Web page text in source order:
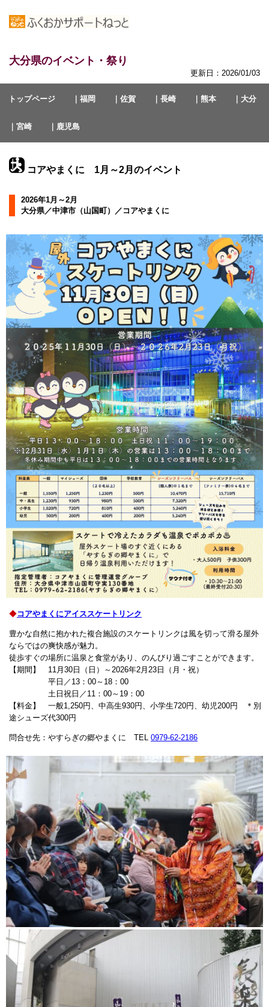
大分県のイベント・祭り
更新日：2026/01/03
トップページ ｜福岡 ｜佐賀 ｜長崎 ｜熊本 ｜大分
｜宮崎 ｜鹿児島
コアやまくに 1月～2月のイベント
2026年1月～2月
大分県／中津市（山国町）／コアやまくに
◆コアやまくにアイススケートリンク
豊かな自然に抱かれた複合施設のスケートリンクは風を切って滑る屋外
ならではの爽快感が魅力。
徒歩すぐの場所に温泉と食堂があり、のんびり過ごすことができます。
【期間】 11月30日（日）～2026年2月23日（月・祝）
平日／13：00～18：00
土日祝日／11：00～19：00
【料金】 一般1,250円、中高生930円、小学生720円、幼児200円 ＊別
途シューズ代300円
問合せ先：やすらぎの郷やまくに TEL 0979-62-2186